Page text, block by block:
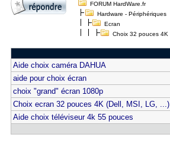
FORUM HardWare.fr
Hardware - Périphériques
Ecran
Choix 32 pouces 4K
Aide choix caméra DAHUA
aide pour choix écran
choix "grand" écran 1080p
Choix ecran 32 pouces 4K (Dell, MSI, LG, ...)
Aide choix téléviseur 4k 55 pouces